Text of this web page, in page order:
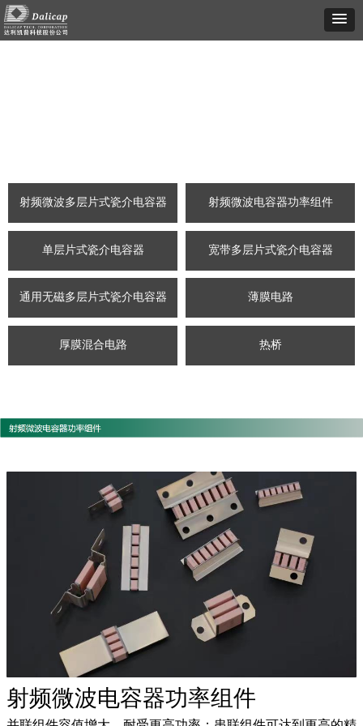
射频微波多层片式瓷介电容器 射频微波电容器功率组件
单层片式瓷介电容器 宽带多层片式瓷介电容器
通用无磁多层片式瓷介电容器
热桥
厚膜混合电路
薄膜电路
射频微波电容器功率组件